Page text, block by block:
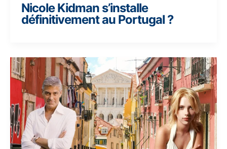
Nicole Kidman s’installe
définitivement au Portugal ?